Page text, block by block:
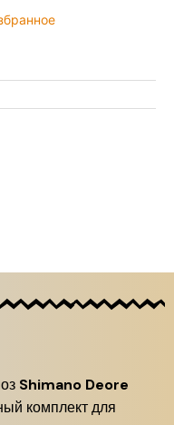
Shimano Deore
комплект для